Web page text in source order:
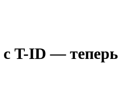
T-ID — теперь